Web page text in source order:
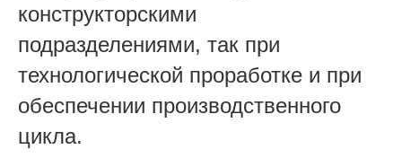
конструкторскими
подразделениями, так при
технологической проработке и при
обеспечении производственного
цикла.